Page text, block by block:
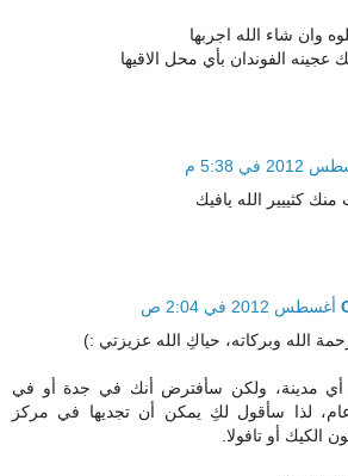
وان شاء الله اجربها
الفوندان بأي محل الاقيها
كثييير الله يافيك
الله وبركاته، حياكِ الله عزيزتي :)
أي مدينة، ولكن سأفترض أنك في جدة أو في
لذا سأقول لكِ يمكن أن تجديها في مركز
الكيك أو تافولا.